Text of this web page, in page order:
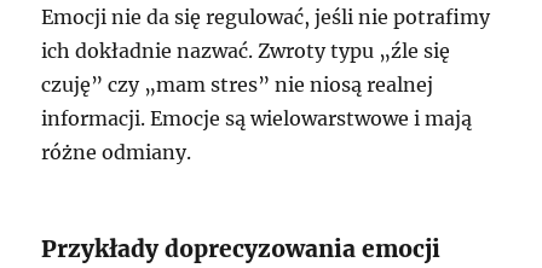
Emocji nie da się regulować, jeśli nie potrafimy
ich dokładnie nazwać. Zwroty typu „źle się
czuję” czy „mam stres” nie niosą realnej
informacji. Emocje są wielowarstwowe i mają
różne odmiany.
Przykłady doprecyzowania emocji